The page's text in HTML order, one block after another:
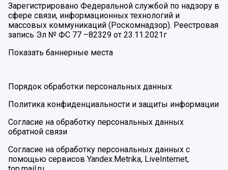
Зарегистрировано Федеральной службой по надзору в
сфере связи, информационных технологий и
массовых коммуникаций (Роскомнадзор). Реестровая
запись Эл № ФС 77 –82329 от 23.11.2021г
Показать баннерные места
Порядок обработки персональных данных
Политика конфиденциальности и защиты информации
Согласие на обработку персональных данных
обратной связи
Согласие на обработку персональных данных с
помощью сервисов Yandex.Metrika, LiveInternet,